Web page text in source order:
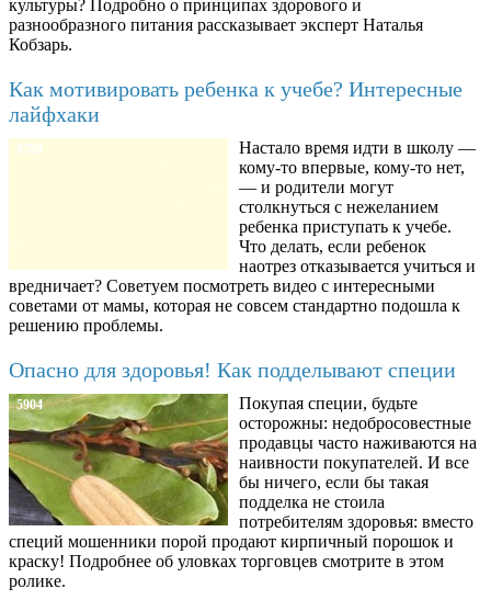
культуры? Подробно о принципах здорового и
разнообразного питания рассказывает эксперт Наталья
Кобзарь.
Как мотивировать ребенка к учебе? Интересные
лайфхаки
8780
Настало время идти в школу —
кому-то впервые, кому-то нет,
— и родители могут
столкнуться с нежеланием
ребенка приступать к учебе.
Что делать, если ребенок
наотрез отказывается учиться и
вредничает? Советуем посмотреть видео с интересными
советами от мамы, которая не совсем стандартно подошла к
решению проблемы.
Опасно для здоровья! Как подделывают специи
5904
Покупая специи, будьте
осторожны: недобросовестные
продавцы часто наживаются на
наивности покупателей. И все
бы ничего, если бы такая
подделка не стоила
потребителям здоровья: вместо
специй мошенники порой продают кирпичный порошок и
краску! Подробнее об уловках торговцев смотрите в этом
ролике.